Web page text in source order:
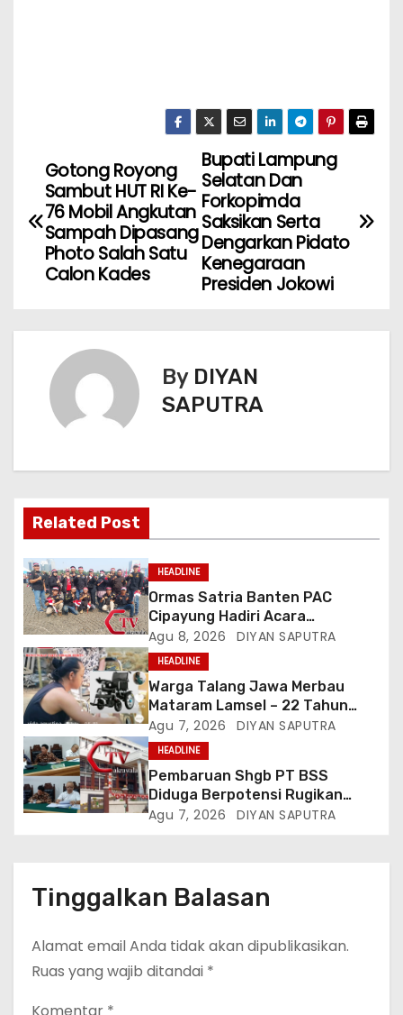
Bupati Lampung
Selatan Dan
Forkopimda
Saksikan Serta
Dengarkan Pidato
Kenegaraan
Presiden Jokowi
Gotong Royong
Sambut HUT RI Ke-
76 Mobil Angkutan
Sampah Dipasang
Photo Salah Satu
Calon Kades
By DIYAN
SAPUTRA
Related Post
HEADLINE
Ormas Satria Banten PAC
Cipayung Hadiri Acara
Menjelang HUT Ke-81
Kemerdekaan RI Di Silang Monas
Agu 8, 2026 DIYAN SAPUTRA
HEADLINE
Warga Talang Jawa Merbau
Mataram Lamsel – 22 Tahun
Lumpuh Vina Agustina Viral Di
Tiktok Inginkan Kursi Roda
Listrik, Kepala Perwakilan
Provinsi Lampung Media
Cakrawala Tv Meminta Pemda
Lamsel Bertindak
Agu 7, 2026 DIYAN SAPUTRA
HEADLINE
Pembaruan Shgb PT BSS
Diduga Berpotensi Rugikan
Negara, Kementrian ATR/BPN Di
Agu 7, 2026 DIYAN SAPUTRA
Tinggalkan Balasan
Alamat email Anda tidak akan dipublikasikan.
Ruas yang wajib ditandai *